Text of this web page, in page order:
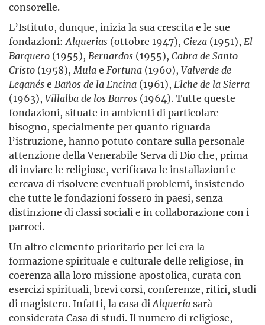
consorelle.
L’Istituto, dunque, inizia la sua crescita e le sue
fondazioni:Alquerias (ottobre 1947), Cieza (1951), El
Barquero (1955), Bernardos (1955), CabradeSanto
Cristo (1958),Mulae Fortuna (1960), Valverdede
Leganése Bañosde laEncina (1961), Elchede laSierra
(1963), Villalbade losBarros (1964). Tutte queste
fondazioni, situate in ambienti di particolare
bisogno, specialmente per quanto riguarda
l’istruzione, hanno potuto contare sulla personale
attenzione della Venerabile Serva di Dio che, prima
di inviare le religiose, verificava le installazioni e
cercava di risolvere eventuali problemi, insistendo
che tutte le fondazioni fossero in paesi, senza
distinzione di classi sociali e in collaborazione con i
parroci.
Un altro elemento prioritario per lei era la
formazione spirituale e culturale delle religiose, in
coerenza alla loro missione apostolica, curata con
esercizi spirituali, brevi corsi, conferenze, ritiri, studi
di magistero. Infatti, la casa diAlqueríasarà
considerata Casa di studi. Il numero di religiose,